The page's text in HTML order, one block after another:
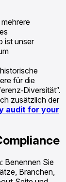
ist unser
für die
zusätzlich der
audit for your
Benennen Sie
Branchen,